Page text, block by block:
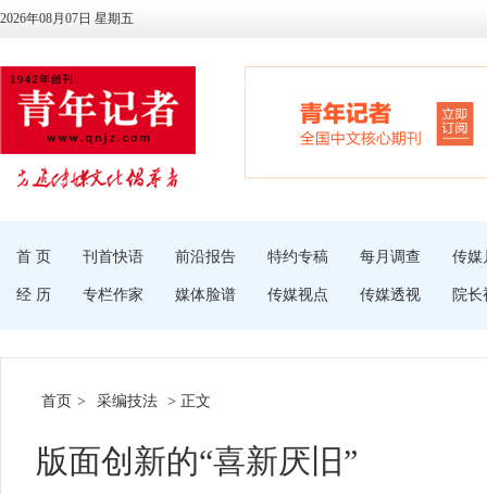
2026年08月07日 星期五
首 页 刊首快语 前沿报告 特约专稿 每月调查 传媒
经 历 专栏作家 媒体脸谱 传媒视点 传媒透视 院长
首页 > 采编技法 > 正文
版面创新的“喜新厌旧”